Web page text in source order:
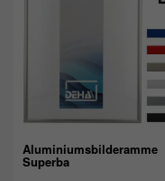
Aluminiumsbilderamme
Superba